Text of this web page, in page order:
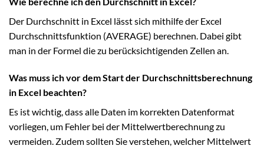
Der Durchschnitt in Excel lässt sich mithilfe der Excel
Durchschnittsfunktion (AVERAGE) berechnen. Dabei gibt
man in der Formel die zu berücksichtigenden Zellen an.
Was muss ich vor dem Start der Durchschnittsberechnung
in Excel beachten?
Es ist wichtig, dass alle Daten im korrekten Datenformat
vorliegen, um Fehler bei der Mittelwertberechnung zu
vermeiden. Zudem sollten Sie verstehen, welcher Mittelwert